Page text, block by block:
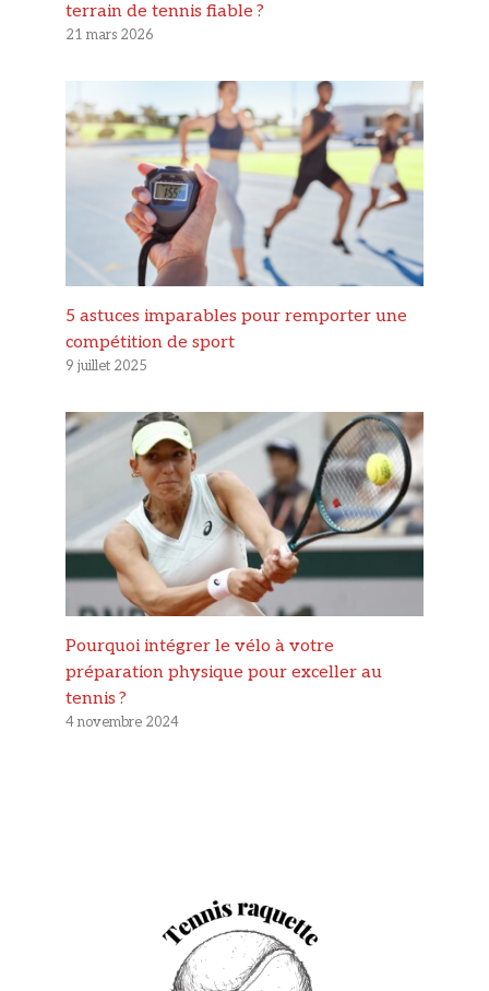
terrain de tennis fiable ?
21 mars 2026
5 astuces imparables pour remporter une
compétition de sport
9 juillet 2025
Pourquoi intégrer le vélo à votre
préparation physique pour exceller au
tennis ?
4 novembre 2024